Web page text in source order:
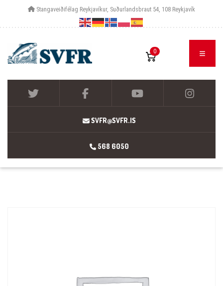
Stangaveiðifélag Reykjavíkur, Suðurlandsbraut 54, 108 Reykjavík
0
SVFR@SVFR.IS
568 6050